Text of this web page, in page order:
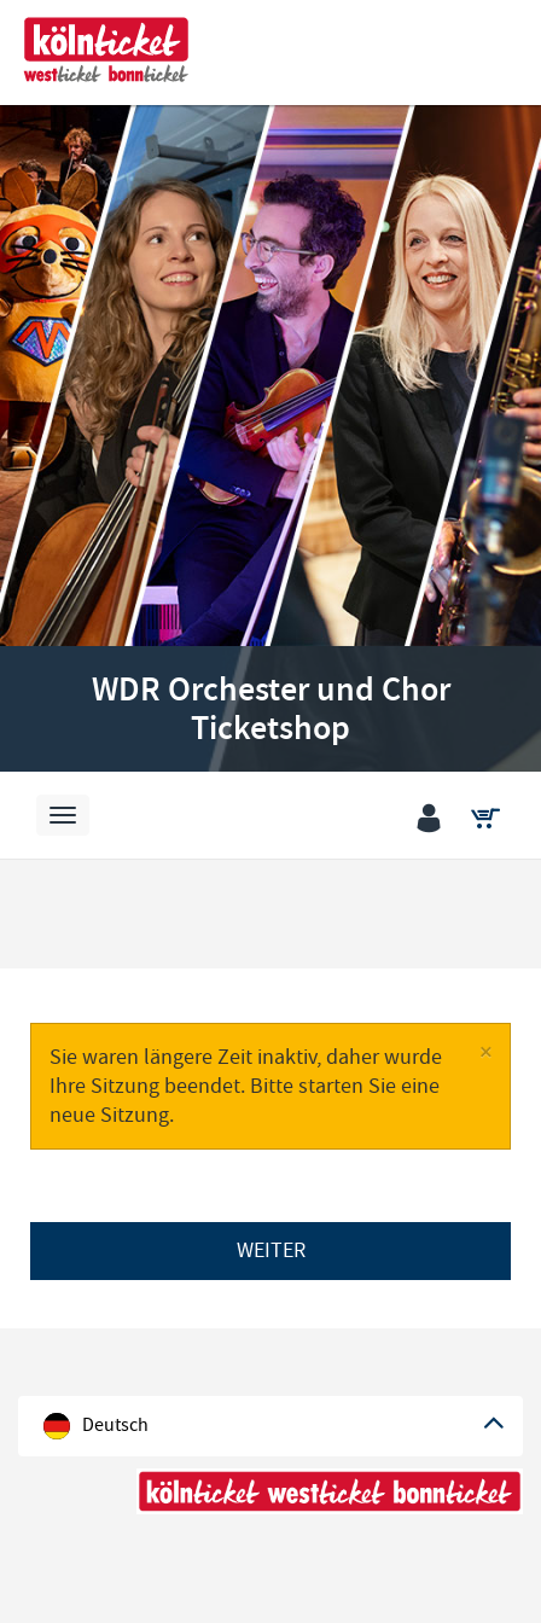
WDR Orchester und Chor
Ticketshop
×
Sie waren längere Zeit inaktiv, daher wurde
Ihre Sitzung beendet. Bitte starten Sie eine
neue Sitzung.
WEITER
Deutsch